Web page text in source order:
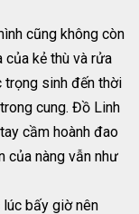
cũng không còn
kẻ thù và rửa
trọng sinh đến thời
cung. Đồ Linh
cầm hoành đao
của nàng vẫn như
bấy giờ nên